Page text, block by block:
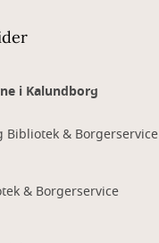
i Kalundborg
Bibliotek & Borgerservice
& Borgerservice